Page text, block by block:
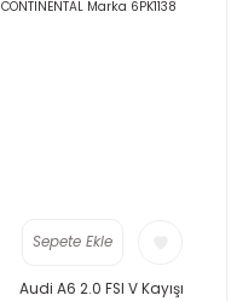
Sepete Ekle
Audi A6 2.0 FSI V Kayışı